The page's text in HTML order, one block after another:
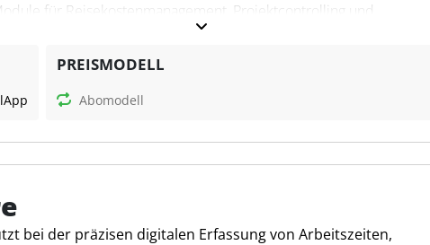
für Reisekostenmanagement, Projektcontrolling und
Die Software ist flexibel erweiterbar und bietet Lösungen
und der Integration in bestehende Lohn- und
und Transparenz im Personalwesen. Für Steuerfachleute
Arbeitszeit- und Projektabrechnung und erleichtert so
App
PREISMODELL
Abomodell
bei der präzisen digitalen Erfassung von Arbeitszeiten,